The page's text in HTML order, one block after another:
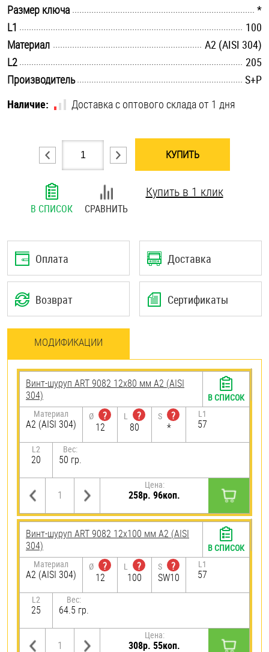
Такелаж
Хомуты
Шайбы
Шпильки
Штифты и пальцы
Размер ключа
*
L1
100
Материал
А2 (AISI 304)
L2
205
Производитель
S+P
Наличие:
Доставка с оптового склада от 1 дня
КУПИТЬ
В СПИСОК СРАВНИТЬ
Купить в 1 клик
Оплата Доставка
Возврат Сертификаты
МОДИФИКАЦИИ
Винт-шуруп ART 9082 12х80 мм А2 (AISI
304)
Материал
А2 (AISI 304)
Ø
?
12
L
?
80
S
?
*
L1
57
L2
20
Вес:
50 гр.
Цена:
258р. 96коп.
В СПИСОК
Винт-шуруп ART 9082 12х100 мм А2 (AISI
304)
Материал
А2 (AISI 304)
Ø
?
12
L
?
100
S
?
SW10
L1
57
L2
25
Вес:
64.5 гр.
Цена:
308р. 55коп.
В СПИСОК